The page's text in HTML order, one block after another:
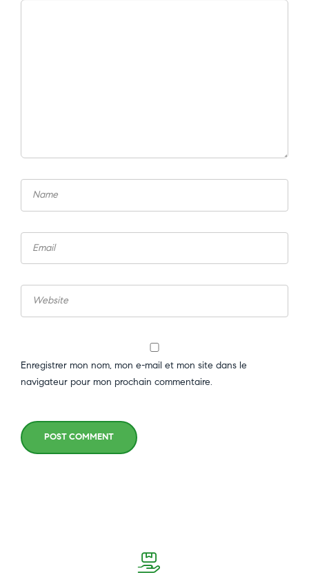
Enregistrer mon nom, mon e-mail et mon site dans le
navigateur pour mon prochain commentaire.
POST COMMENT